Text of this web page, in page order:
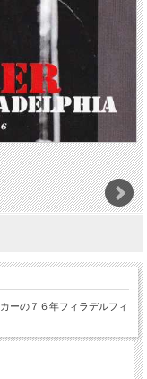
ーの７６年フィラデルフィ